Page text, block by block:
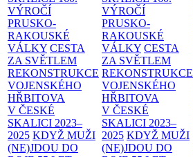
VÝROČÍ
PRUSKO-
RAKOUSKÉ
VÁLKY CESTA
ZA SVĚTLEM
REKONSTRUKCE
VOJENSKÉHO
HŘBITOVA
V ČESKÉ
SKALICI 2023–
2025 KDYŽ MUŽI
(NE)JDOU DO
VÝROČÍ
PRUSKO-
RAKOUSKÉ
VÁLKY CESTA
ZA SVĚTLEM
REKONSTRUKCE
VOJENSKÉHO
HŘBITOVA
V ČESKÉ
SKALICI 2023–
2025 KDYŽ MUŽI
(NE)JDOU DO